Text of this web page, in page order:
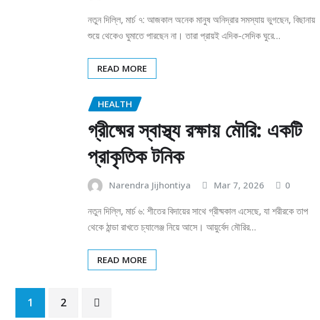
নতুন দিল্লি, মার্চ ৭: আজকাল অনেক মানুষ অনিদ্রার সমস্যায় ভুগছেন, বিছানায়
শুয়ে থেকেও ঘুমাতে পারছেন না। তারা প্রায়ই এদিক-সেদিক ঘুরে…
READ MORE
HEALTH
গ্রীষ্মের স্বাস্থ্য রক্ষায় মৌরি: একটি
প্রাকৃতিক টনিক
Narendra Jijhontiya Mar 7, 2026 0
নতুন দিল্লি, মার্চ ৬: শীতের বিদায়ের সাথে গ্রীষ্মকাল এসেছে, যা শরীরকে তাপ
থেকে ঠান্ডা রাখতে চ্যালেঞ্জ নিয়ে আসে। আয়ুর্বেদ মৌরির…
READ MORE
1 2